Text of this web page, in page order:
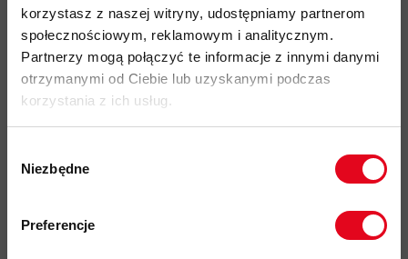
korzystasz z naszej witryny, udostępniamy partnerom
społecznościowym, reklamowym i analitycznym.
Partnerzy mogą połączyć te informacje z innymi danymi
otrzymanymi od Ciebie lub uzyskanymi podczas
korzystania z ich usług.
zgody
Niezbędne
Preferencje
środek czyszczący w sprayu odnawiający własciwości
wodoodporne namiotów i sprzętu górskiego
chroni sprzęt outdoorowy oraz namioty przed
szkodliwym
działaniem promieni UV
łatwy i wygodny w użyciu dzięki
aplikacji w postaci sprayu
sprzęt należy wysuszyć przed spakowaniem/ schowaniem